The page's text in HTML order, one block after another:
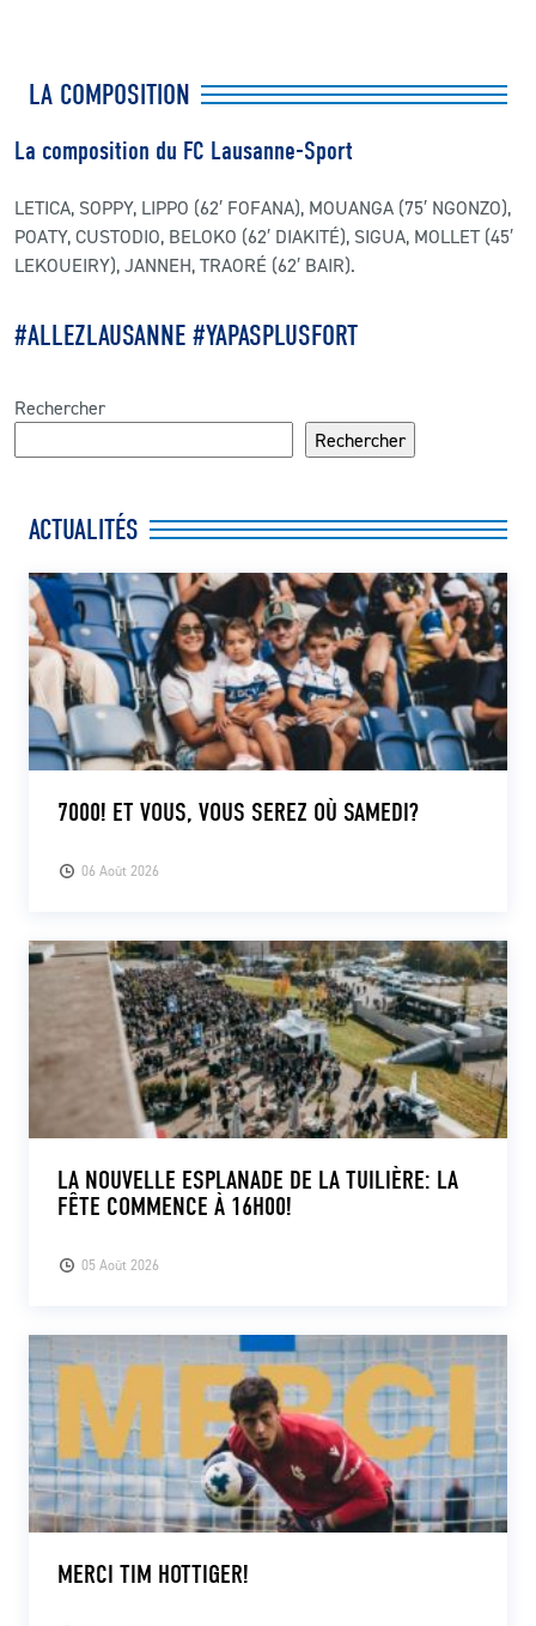
LA COMPOSITION
La composition du FC Lausanne-Sport
LETICA, SOPPY, LIPPO (62′ FOFANA), MOUANGA (75′ NGONZO),
POATY, CUSTODIO, BELOKO (62′ DIAKITÉ), SIGUA, MOLLET (45′
LEKOUEIRY), JANNEH, TRAORÉ (62′ BAIR).
#ALLEZLAUSANNE #YAPASPLUSFORT
Rechercher
Rechercher
ACTUALITÉS
06 Août 2026
7000! ET VOUS, VOUS SEREZ OÙ SAMEDI?
05 Août 2026
LA NOUVELLE ESPLANADE DE LA TUILIÈRE: LA
FÊTE COMMENCE À 16H00!
MERCI TIM HOTTIGER!